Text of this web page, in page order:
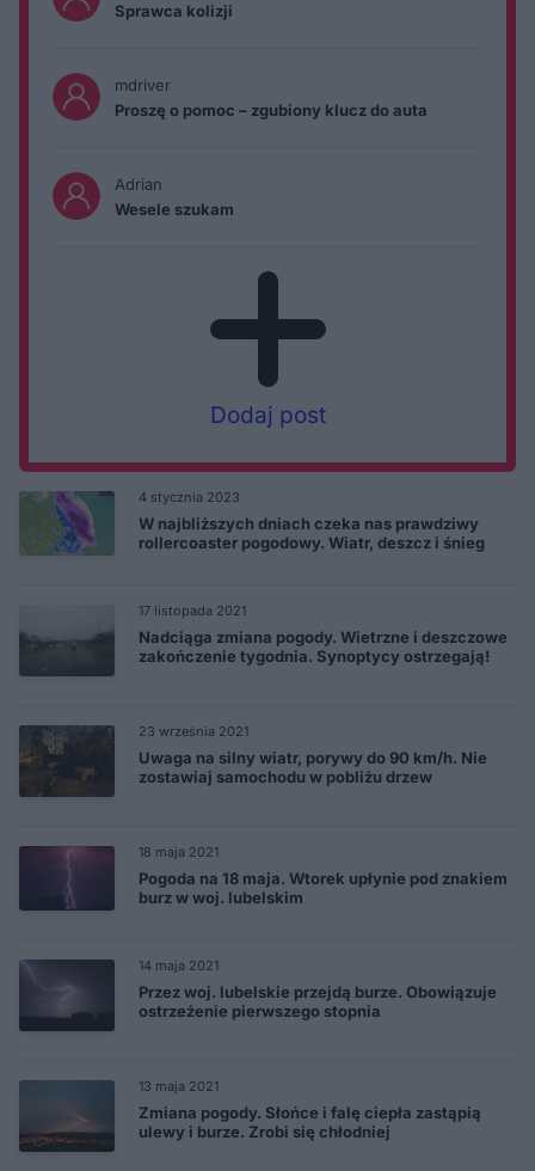
4 stycznia 2023
W najbliższych dniach czeka nas prawdziwy
rollercoaster pogodowy. Wiatr, deszcz i śnieg
17 listopada 2021
Nadciąga zmiana pogody. Wietrzne i deszczowe
zakończenie tygodnia. Synoptycy ostrzegają!
23 września 2021
Uwaga na silny wiatr, porywy do 90 km/h. Nie
zostawiaj samochodu w pobliżu drzew
18 maja 2021
Pogoda na 18 maja. Wtorek upłynie pod znakiem
burz w woj. lubelskim
14 maja 2021
Przez woj. lubelskie przejdą burze. Obowiązuje
ostrzeżenie pierwszego stopnia
13 maja 2021
Zmiana pogody. Słońce i falę ciepła zastąpią
ulewy i burze. Zrobi się chłodniej
Sprawca kolizji
mdriver
Proszę o pomoc – zgubiony klucz do auta
Adrian
Wesele szukam
Dodaj post